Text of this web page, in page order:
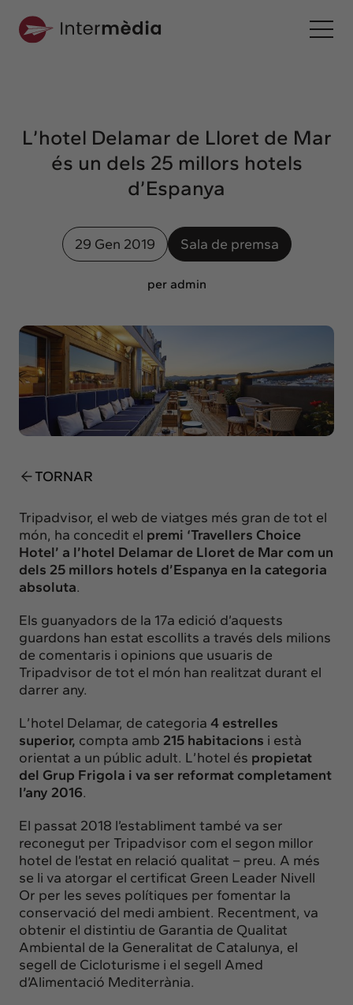
Interconnexió
Els nostres serveis
Projectes
Intermèdia
Clients
Insights
Actualitat
Intercanvi
Contacte
info@intermedia.cat
L’hotel Delamar de Lloret de Mar
és un dels 25 millors hotels
d’Espanya
29 Gen 2019 Sala de premsa
per admin
TORNAR
Tripadvisor, el web de viatges més gran de tot el
món, ha concedit el premi ‘Travellers Choice
Hotel’ a l’hotel Delamar de Lloret de Mar com un
dels 25 millors hotels d’Espanya en la categoria
absoluta.
Els guanyadors de la 17a edició d’aquests
guardons han estat escollits a través dels milions
de comentaris i opinions que usuaris de
Tripadvisor de tot el món han realitzat durant el
darrer any.
L’hotel Delamar, de categoria 4 estrelles
superior, compta amb 215 habitacions i està
orientat a un públic adult. L’hotel és propietat
del Grup Frigola i va ser reformat completament
l’any 2016.
El passat 2018 l’establiment també va ser
reconegut per Tripadvisor com el segon millor
hotel de l’estat en relació qualitat – preu. A més
se li va atorgar el certificat Green Leader Nivell
Or per les seves polítiques per fomentar la
conservació del medi ambient. Recentment, va
obtenir el distintiu de Garantia de Qualitat
Ambiental de la Generalitat de Catalunya, el
segell de Cicloturisme i el segell Amed
d’Alimentació Mediterrània.